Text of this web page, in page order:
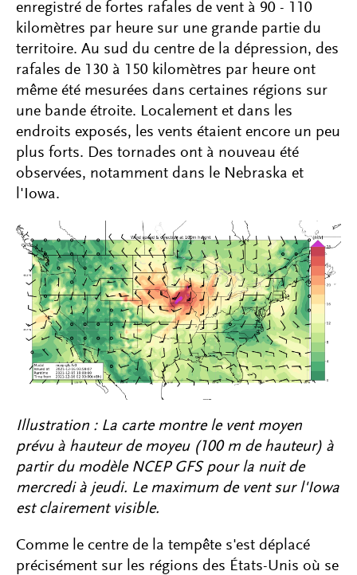
enregistré de fortes rafales de vent à 90 - 110
kilomètres par heure sur une grande partie du
territoire. Au sud du centre de la dépression, des
rafales de 130 à 150 kilomètres par heure ont
même été mesurées dans certaines régions sur
une bande étroite. Localement et dans les
endroits exposés, les vents étaient encore un peu
plus forts. Des tornades ont à nouveau été
observées, notamment dans le Nebraska et
l'Iowa.
Illustration : La carte montre le vent moyen
prévu à hauteur de moyeu (100 m de hauteur) à
partir du modèle NCEP GFS pour la nuit de
mercredi à jeudi. Le maximum de vent sur l'Iowa
est clairement visible.
Comme le centre de la tempête s'est déplacé
précisément sur les régions des États-Unis où se